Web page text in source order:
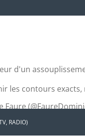
d'un
les contours
RADIO)